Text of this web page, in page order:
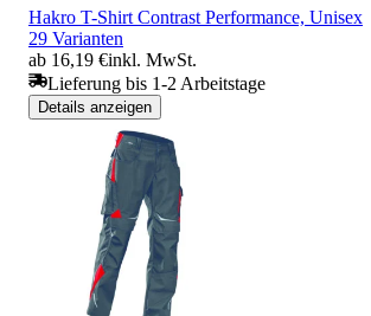
Hakro T-Shirt Contrast Performance, Unisex
29 Varianten
ab 16,19 €inkl. MwSt.
Lieferung bis 1-2 Arbeitstage
Details anzeigen